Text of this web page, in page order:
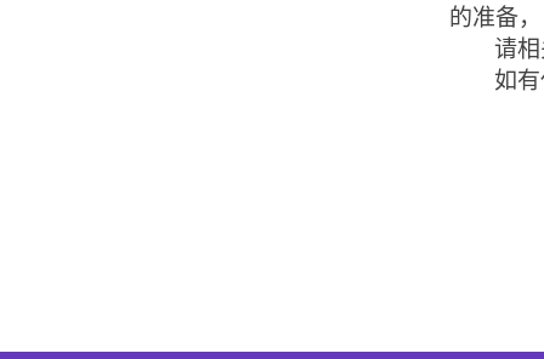
的准备
请
如